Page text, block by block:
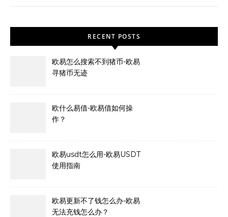
RECENT POSTS
欧易怎么搜索不到猪币-欧易
寻猪币无迹
欧什么易借-欧易借如何操
作？
欧易usdt怎么用-欧易USDT
使用指南
欧易更新不了钱怎么办-欧易
无法充钱怎么办？